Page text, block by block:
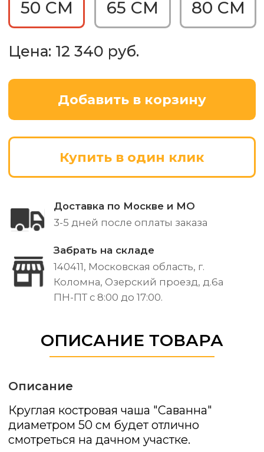
Костровая чаша 50 см - 1 шт.
Паспорт изделия - 1 шт.
Упаковка - гофрокороб.
Характеристики:
Комплектация:
Габариты (Д*Ш*В) - 50*50*36 см
Материал - сталь, 3 мм
Вес - 15 кг
Чаша изготовлена из стали толщиной
Покрашена термостойкой краской
Уникальный дизайн рисунка
Гарантия - 2 года.
время летних и не только вечеров.
ОТЗЫВЫ НАШИХ КЛИЕНТОВ